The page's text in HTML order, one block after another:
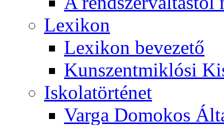
Lexikon
Lexikon bevezető
Kunszentmiklósi
Iskolatörténet
Varga Domokos